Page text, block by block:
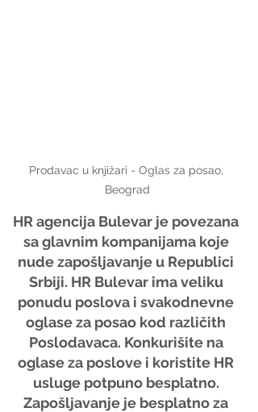
Prodavac u knjižari - Oglas za posao,
Beograd
HR agencija Bulevar je povezana
sa glavnim kompanijama koje
nude zapošljavanje u Republici
Srbiji. HR Bulevar ima veliku
ponudu poslova i svakodnevne
oglase za posao kod različith
Poslodavaca. Konkurišite na
oglase za poslove i koristite HR
usluge potpuno besplatno.
Zapošljavanje je besplatno za